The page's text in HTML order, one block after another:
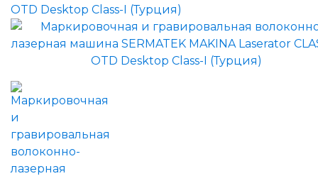
OTD Desktop Class-I (Турция)